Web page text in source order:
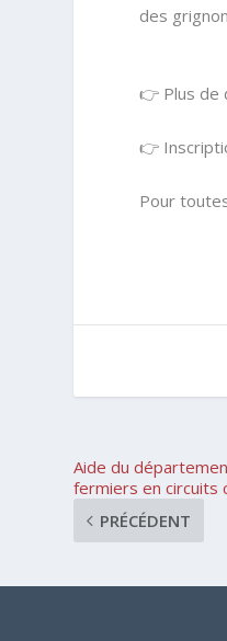
des
👉 Plus de
👉
Pour
Aide du
fermiers en circuits
PRÉCÉDENT